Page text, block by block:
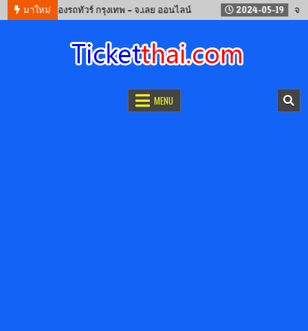
มาใหม่
12 จองรถทัวร์ กรุงเทพ – จ.เลย ออนไลน์ 2024-05-19 จองตั๋ว
MENU